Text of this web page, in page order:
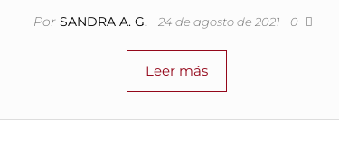
Por SANDRA A. G. 24 de agosto de 2021 0
Leer más